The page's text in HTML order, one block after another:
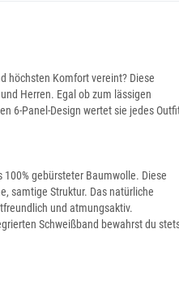
höchsten Komfort vereint? Diese
Herren. Egal ob zum lässigen
6-Panel-Design wertet sie jedes
gebürsteter Baumwolle. Diese
samtige Struktur. Das natürliche
und atmungsaktiv.
Schweißband bewahrst du